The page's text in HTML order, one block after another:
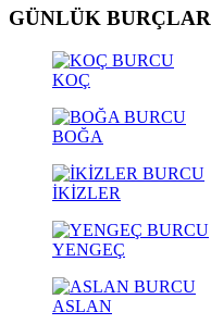
GÜNLÜK BURÇLAR
KOÇ
BOĞA
İKİZLER
YENGEÇ
ASLAN